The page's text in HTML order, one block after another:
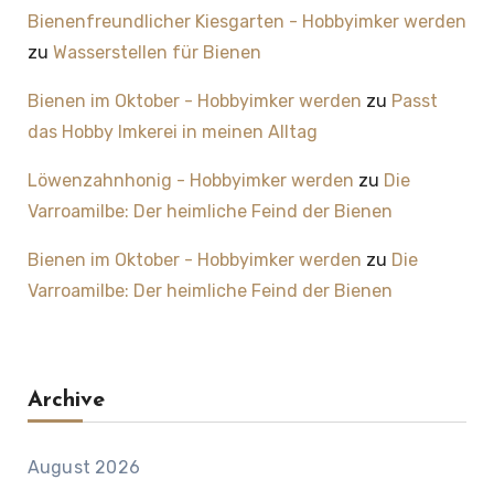
Bienenfreundlicher Kiesgarten - Hobbyimker werden
zu Wasserstellen für Bienen
Bienen im Oktober - Hobbyimker werden zu Passt
das Hobby Imkerei in meinen Alltag
Löwenzahnhonig - Hobbyimker werden zu Die
Varroamilbe: Der heimliche Feind der Bienen
Bienen im Oktober - Hobbyimker werden zu Die
Varroamilbe: Der heimliche Feind der Bienen
Archive
August 2026